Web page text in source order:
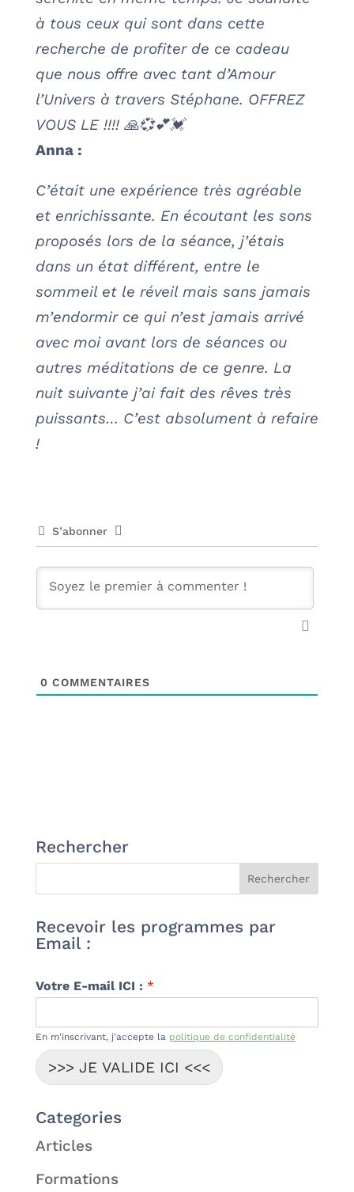
à tous ceux qui sont dans cette
recherche de profiter de ce cadeau
que nous offre avec tant d’Amour
l’Univers à travers Stéphane. OFFREZ
VOUS LE !!!! 🙏💞💕💓
Anna :
C’était une expérience très agréable
et enrichissante. En écoutant les sons
proposés lors de la séance, j’étais
dans un état différent, entre le
sommeil et le réveil mais sans jamais
m’endormir ce qui n’est jamais arrivé
avec moi avant lors de séances ou
autres méditations de ce genre. La
nuit suivante j’ai fait des rêves très
puissants… C’est absolument à refaire
!
S’abonner
0 COMMENTAIRES
Rechercher
Recevoir les programmes par
Email :
Votre E-mail ICI : *
En m'inscrivant, j'accepte la politique de confidentialité
>>> JE VALIDE ICI <<<
Categories
Articles
Formations